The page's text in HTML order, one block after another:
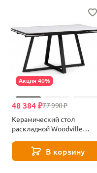
Акция 40%
77 990 ₽
48 384 ₽
Керамический стол
раскладной Woodville
белый мрамор snow white /
черный 612193В корзину